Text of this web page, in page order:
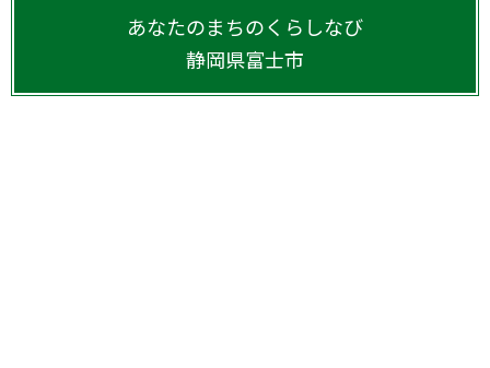
あなたのまちのくらしなび
静岡県富士市